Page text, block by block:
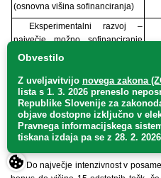
(osnovna višina sofinanciranja)
Eksperimentalni razvoj –
največje možno sofinanciranje
ob izpolnjevanju pogoja (i) ali (ii)
Velikost podjetij je določena v
z dne 6. 5. 2003, o opredelitvi mikro,
dodatno predstavljeno v Navodilih
Raziskovalne organizacije se z
za potrebe državnih pomoči
Do največje intenzivnost v
Obvestilo
Z uveljavitvijo novega zakona
lista s 1. 3. 2026 preneslo
Republike Slovenije za
objave dostopne izključno v
Pravnega informacijskega
tiskana izdaja pa se z 28. 2.